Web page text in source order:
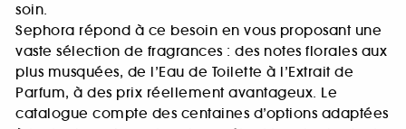
soin.
Sephora répond à ce besoin en vous proposant une
vaste sélection de fragrances : des notes florales aux
plus musquées, de l’Eau de Toilette à l’Extrait de
Parfum, à des prix réellement avantageux. Le
catalogue compte des centaines d’options adaptées